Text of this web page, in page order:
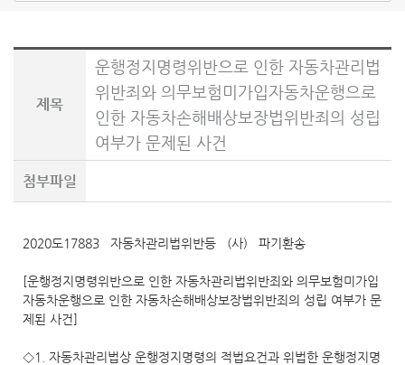
제목
운행정지명령위반으로 인한 자동차관리법
위반죄와 의무보험미가입자동차운행으로
인한 자동차손해배상보장법위반죄의 성립
여부가 문제된 사건
첨부파일
2020도17883 자동차관리법위반등 (사) 파기환송
[운행정지명령위반으로 인한 자동차관리법위반죄와 의무보험미가입
자동차운행으로 인한 자동차손해배상보장법위반죄의 성립 여부가 문
제된 사건]
◇1. 자동차관리법상 운행정지명령의 적법요건과 위법한 운행정지명